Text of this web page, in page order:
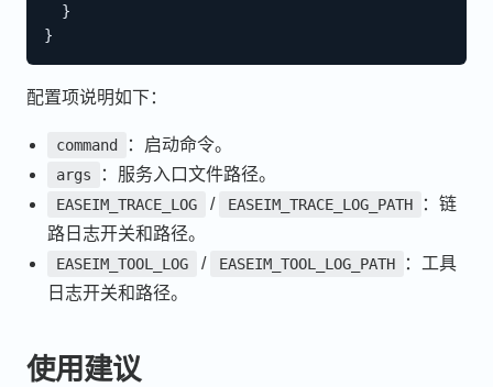
}
}
配置项说明如下：
command ：启动命令。
args ：服务入口文件路径。
EASEIM_TRACE_LOG / EASEIM_TRACE_LOG_PATH
：链
路日志开关和路径。
EASEIM_TOOL_LOG / EASEIM_TOOL_LOG_PATH
：工具
日志开关和路径。
使用建议